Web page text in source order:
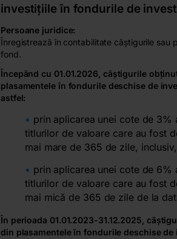
investițiile în fondurile de
Persoane juridice:
Înregistrează în contabilitate câștigurile sau
fond.
Începând cu 01.01.2026, câștigurile
plasamentele în fondurile deschise de
astfel:
prin aplicarea unei cote de 3%
titlurilor de valoare care au fost
mai mare de 365 de zile,
prin aplicarea unei cote de 6%
titlurilor de valoare care au fost
mai mică de 365 de zile de la
În perioada 01.01.2023-31.12.2025,
din plasamentele în fondurile deschise